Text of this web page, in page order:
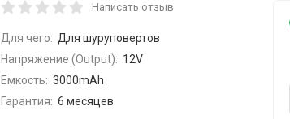
Написать отзыв
Для чего: Для шуруповертов
Напряжение (Output): 12V
Емкость: 3000mAh
Гарантия: 6 месяцев